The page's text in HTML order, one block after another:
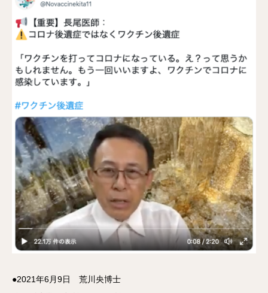
集「信じてはいけない健康診断、医者、クスリ」より、記
事の一部をお届けします──。
●2021年6月9日 荒川央博士